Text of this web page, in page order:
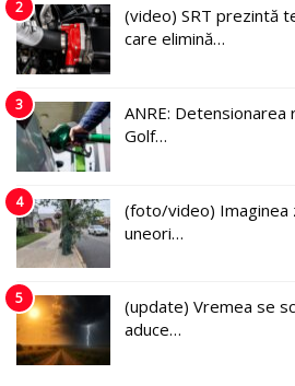
2
(video) SRT prezintă
care elimină…
3
ANRE: Detensionarea
Golf…
4
(foto/video) Imaginea
uneori…
5
(update) Vremea se
aduce…